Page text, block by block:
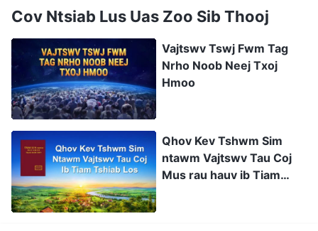
Cov Ntsiab Lus Uas Zoo Sib Thooj
Vajtswv Tswj Fwm Tag
Nrho Noob Neej Txoj
Hmoo
Qhov Kev Tshwm Sim
ntawm Vajtswv Tau Coj
Mus rau hauv ib Tiam